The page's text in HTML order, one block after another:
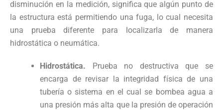
disminución en la medición, significa que algún punto de
la estructura está permitiendo una fuga, lo cual necesita
una prueba diferente para localizarla de manera
hidrostática o neumática.
Hidrostática. Prueba no destructiva que se
encarga de revisar la integridad física de una
tubería o sistema en el cual se bombea agua a
una presión más alta que la presión de operación